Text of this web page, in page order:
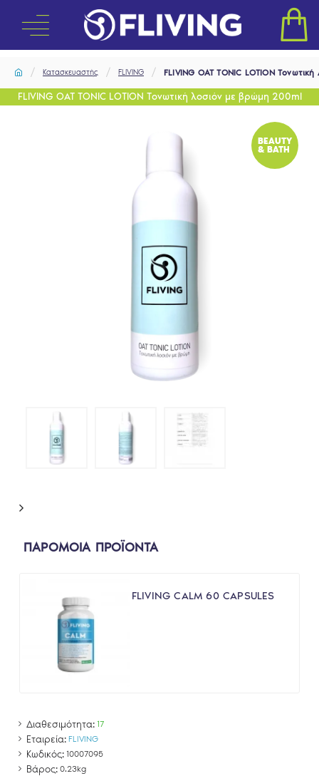
Κατασκευαστής FLIVING FLIVING OAT TONIC LOTION
FLIVING OAT TONIC LOTION Tονωτική λοσιόν με βρώμη 200ml
BEAUTY
& BATH
ΠΑΡΟΜΟΙΑ ΠΡΟΪΟΝΤΑ
FLIVING CALM 60 CAPSULES
Διαθεσιμότητα: 17
Εταιρεία: FLIVING
Κωδικός: 10007095
Βάρος: 0.23kg